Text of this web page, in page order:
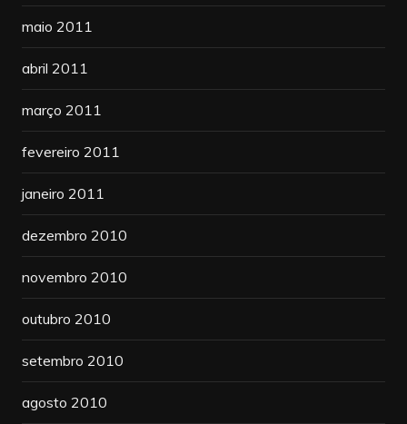
maio 2011
abril 2011
março 2011
fevereiro 2011
janeiro 2011
dezembro 2010
novembro 2010
outubro 2010
setembro 2010
agosto 2010